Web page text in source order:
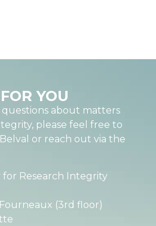
YOU
about matters
please feel free to
or reach out via the
Research Integrity
(3rd floor)